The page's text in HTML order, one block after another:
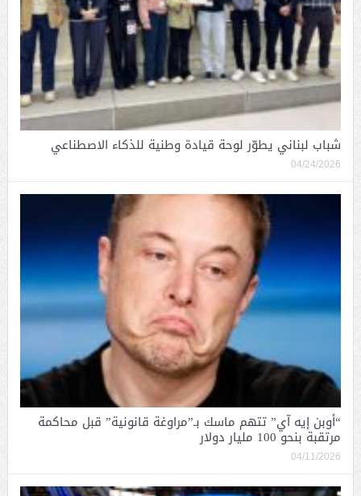
شباب لبناني يطوّر لوحة قيادة وطنية للذكاء الاصطناعي
04/24/2026
“أوبن إيه آي” تتهم ماسك بـ”مراوغة قانونية” قبل محاكمة
مرتقبة بنحو 100 مليار دولار
04/11/2026